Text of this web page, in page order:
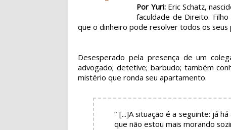
Por Yuri: Eric Schatz,
faculdade de Direito.
que o dinheiro pode resolver todos os seus
Desesperado pela presença de um
advogado; detetive; barbudo; também
mistério que ronda seu apartamento.
“ [...]A situação é a seguinte: já
que não estou mais morando